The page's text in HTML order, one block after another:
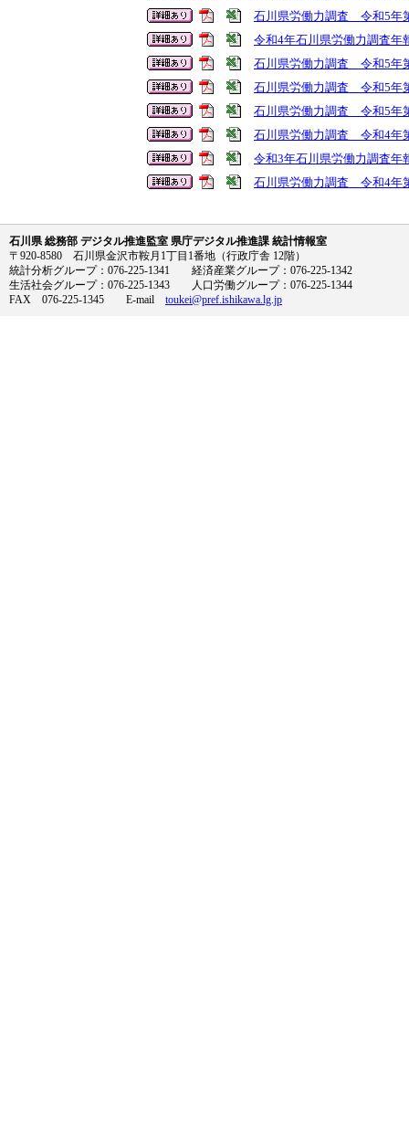
石川県労働力調査 令和5年
令和4年石川県労働力調査年
石川県労働力調査 令和5年
石川県労働力調査 令和5年
石川県労働力調査 令和5年
石川県労働力調査 令和4年
令和3年石川県労働力調査年
石川県労働力調査 令和4年
石川県 総務部 デジタル推進監室 県庁デジタル推進課 統計情報室
〒920-8580 石川県金沢市鞍月1丁目1番地（行政庁舎 12階）
統計分析グループ：076-225-1341 経済産業グループ：076-225-1342
生活社会グループ：076-225-1343 人口労働グループ：076-225-1344
FAX 076-225-1345 E-mail toukei@pref.ishikawa.lg.jp